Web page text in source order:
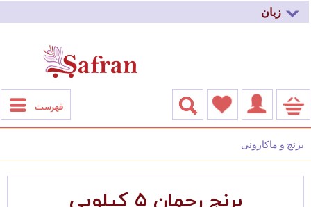
زبان
فهرست
برنج رحمان ۵ کیلویی